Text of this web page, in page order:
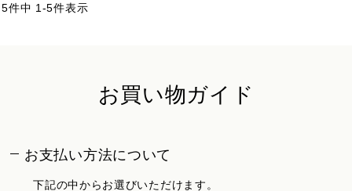
5件中 1 -5件表示
お買い物ガイド
お支払い方法について
下記の中からお選びいただけます。